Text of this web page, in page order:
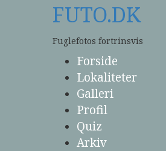
FUTO.DK
Fuglefotos fortrinsvis
Forside
Lokaliteter
Galleri
Profil
Quiz
Arkiv